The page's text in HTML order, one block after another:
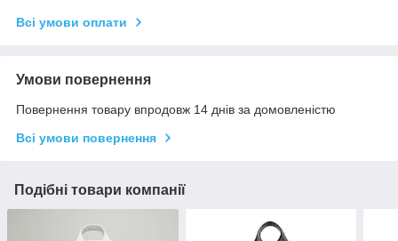
Всі умови оплати
Умови повернення
Повернення товару впродовж 14 днів за домовленістю
Всі умови повернення
Подібні товари компанії